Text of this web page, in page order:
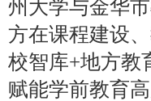
州大学与金华
方在课程建设
校智库+地方教
赋能学前教育